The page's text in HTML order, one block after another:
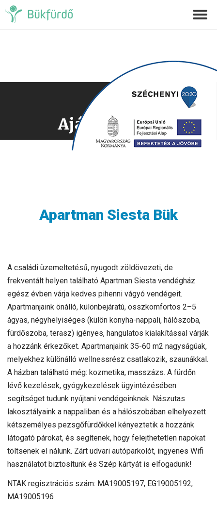
Ajánlatkérés
Apartman Siesta Bük
A családi üzemeltetésű, nyugodt zöldövezeti, de
frekventált helyen található Apartman Siesta ven­dégház
egész évben várja kedves pihenni vágyó vendégeit.
Apartmanjaink önálló, különbejáratú, összkomfortos 2–5
ágyas, négyhelyiséges (külön konyha-nappali, hálószoba,
fürdőszoba, terasz) igényes, hangulatos kialakítással várják
a hozzánk érkezőket. Apartmanjaink 35-60 m2 nagyságúak,
melyekhez különálló wellnessrész csatlakozik, szaunákkal.
A házban található még: kozmetika, masszázs. A fürdőn
lévő kezelések, gyógykezelések ügyintézésében
segítséget tudunk nyújtani vendégeinknek. Nászutas
lakosztályaink a nappaliban és a hálószobában elhelyezett
kétszemélyes pezsgőfürdőkkel kényeztetik a hozzánk
látogató párokat, és segítenek, hogy felejthetetlen napokat
töltsenek el nálunk. Zárt udvari autóparkolót, ingyenes Wifi
használatot biztosítunk és Szép kártyát is elfogadunk!
NTAK regisztrációs szám: MA19005197, EG19005192,
MA19005196